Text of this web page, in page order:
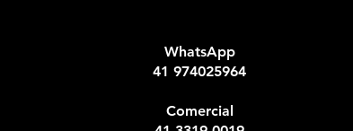
WhatsApp
41 974025964
Comercial​